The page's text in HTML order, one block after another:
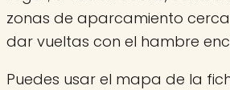
zonas de aparcamiento
dar vueltas con el hambre
Puedes usar el mapa de la